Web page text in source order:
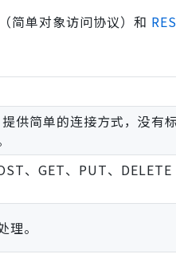
简单对象访问协议）和
供简单的连接方式，没有
、GET、PUT、DELETE
。